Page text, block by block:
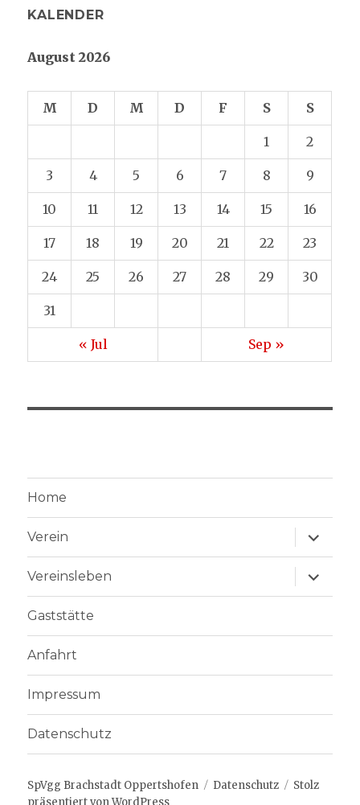
KALENDER
August 2026
M D M D F S S
1 2
3 4 5 6 7 8 9
10 11 12 13 14 15 16
17 18 19 20 21 22 23
24 25 26 27 28 29 30
31
« Jul Sep »
Home
Verein
Vereinsleben
Gaststätte
Anfahrt
Impressum
Datenschutz
SpVgg Brachstadt Oppertshofen Datenschutz
Stolz
präsentiert von WordPress